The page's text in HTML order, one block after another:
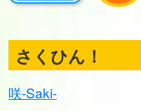
さくひん！
咲-Saki-